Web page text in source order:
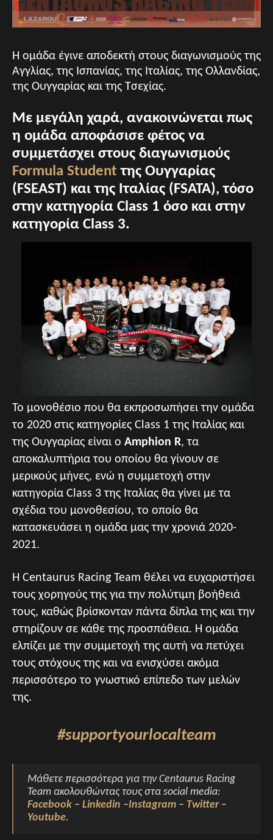
H ομάδα έγινε αποδεκτή στους διαγωνισμούς της
Αγγλίας, της Ισπανίας, της Ιταλίας, της Ολλανδίας,
της Ουγγαρίας και της Τσεχίας.
Με μεγάλη χαρά, ανακοινώνεται πως
η ομάδα αποφάσισε φέτος να
συμμετάσχει στους διαγωνισμούς
Formula Student της Ουγγαρίας
(FSEAST) και της Ιταλίας (FSATA), τόσο
στην κατηγορία Class 1 όσο και στην
κατηγορία Class 3.
Το μονοθέσιο που θα εκπροσωπήσει την ομάδα
το 2020 στις κατηγορίες Class 1 της Ιταλίας και
της Ουγγαρίας είναι ο Amphion R, τα
αποκαλυπτήρια του οποίου θα γίνουν σε
μερικούς μήνες, ενώ η συμμετοχή στην
κατηγορία Class 3 της Ιταλίας θα γίνει με τα
σχέδια του μονοθεσίου, το οποίο θα
κατασκευάσει η ομάδα μας την χρονιά 2020-
2021.
Η Centaurus Racing Team θέλει να ευχαριστήσει
τους χορηγούς της για την πολύτιμη βοήθειά
τους, καθώς βρίσκονταν πάντα δίπλα της και την
στηρίζουν σε κάθε της προσπάθεια. Η ομάδα
ελπίζει με την συμμετοχή της αυτή να πετύχει
τους στόχους της και να ενισχύσει ακόμα
περισσότερο το γνωστικό επίπεδο των μελών
της.
#supportyourlocalteam
Μάθετε περισσότερα για την Centaurus Racing
Team ακολουθώντας τους στα social media:
Facebook – Linkedin –Instagram – Twitter–
Youtube.